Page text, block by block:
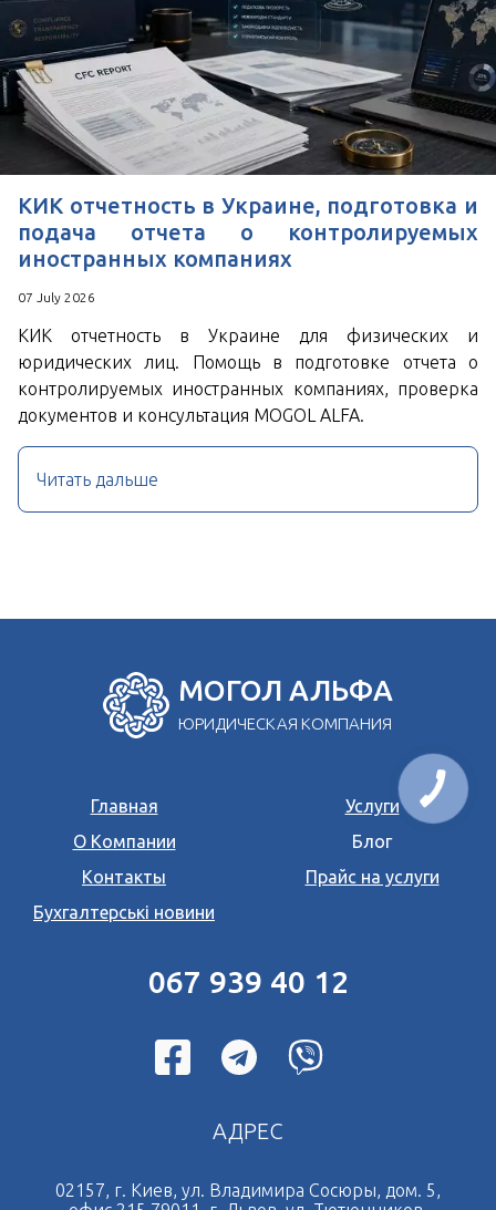
КИК отчетность в Украине, подготовка и
подача отчета о контролируемых
иностранных компаниях
07 July 2026
КИК отчетность в Украине для физических и
юридических лиц. Помощь в подготовке отчета о
контролируемых иностранных компаниях, проверка
документов и консультация MOGOL ALFA.
Читать дальше
МОГОЛ АЛЬФА
ЮРИДИЧЕСКАЯ КОМПАНИЯ
Главная
Услуги
О Компании
Блог
Контакты
Прайс на услуги
Бухгалтерські новини
067 939 40 12
АДРЕС
02157, г. Киев, ул. Владимира Сосюры, дом. 5,